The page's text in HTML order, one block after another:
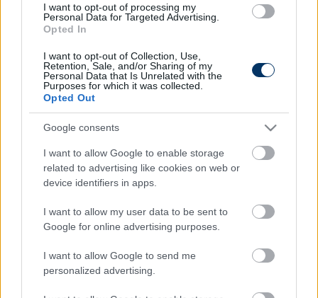
I want to opt-out of processing my
Personal Data for Targeted Advertising.
Opted In
I want to opt-out of Collection, Use,
Retention, Sale, and/or Sharing of my
Personal Data that Is Unrelated with the
Purposes for which it was collected.
Opted Out
Google consents
I want to allow Google to enable storage
related to advertising like cookies on web or
device identifiers in apps.
I want to allow my user data to be sent to
Google for online advertising purposes.
I want to allow Google to send me
personalized advertising.
FOCI VB
Nagyon rossz hír a brazil szurkolóknak:
Sztárjátékosuk marad le a vb-ről
FRANCIA FOCI
Kiderült: Neymar Messi miatt hagyta
ott a Barcelonát
Dani Alves hihetetlenül kiszúrt
csapatával